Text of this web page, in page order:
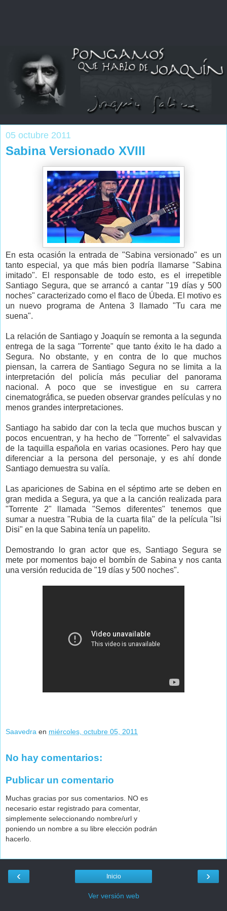
05 octubre 2011
Sabina Versionado XVIII
En esta ocasión la entrada de "Sabina versionado" es un
tanto especial, ya que más bien podría llamarse "Sabina
imitado". El responsable de todo esto, es el irrepetible
Santiago Segura, que se arrancó a cantar "19 días y 500
noches" caracterizado como el flaco de Úbeda. El motivo es
un nuevo programa de Antena 3 llamado "Tu cara me
suena".
La relación de Santiago y Joaquín se remonta a la segunda
entrega de la saga "Torrente" que tanto éxito le ha dado a
Segura. No obstante, y en contra de lo que muchos
piensan, la carrera de Santiago Segura no se limita a la
interpretación del policía más peculiar del panorama
nacional. A poco que se investigue en su carrera
cinematográfica, se pueden observar grandes películas y no
menos grandes interpretaciones.
Santiago ha sabido dar con la tecla que muchos buscan y
pocos encuentran, y ha hecho de "Torrente" el salvavidas
de la taquilla española en varias ocasiones. Pero hay que
diferenciar a la persona del personaje, y es ahí donde
Santiago demuestra su valía.
Las apariciones de Sabina en el séptimo arte se deben en
gran medida a Segura, ya que a la canción realizada para
"Torrente 2" llamada "Semos diferentes" tenemos que
sumar a nuestra "Rubia de la cuarta fila" de la película "Isi
Disi" en la que Sabina tenía un papelito.
Demostrando lo gran actor que es, Santiago Segura se
mete por momentos bajo el bombín de Sabina y nos canta
una versión reducida de "19 días y 500 noches".
Saavedra en miércoles, octubre 05, 2011
No hay comentarios:
Publicar un comentario
Muchas gracias por sus comentarios. NO es
necesario estar registrado para comentar,
simplemente seleccionando nombre/url y
poniendo un nombre a su libre elección podrán
hacerlo.
‹ ›
Inicio
Ver versión web